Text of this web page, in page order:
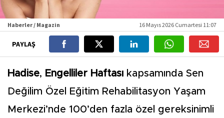
Haberler / Magazin 16 Mayıs 2026 Cumartesi 11:07
PAYLAŞ
Hadise, Engelliler Haftası kapsamında Sen
Değilim Özel Eğitim Rehabilitasyon Yaşam
Merkezi’nde 100’den fazla özel gereksinimli